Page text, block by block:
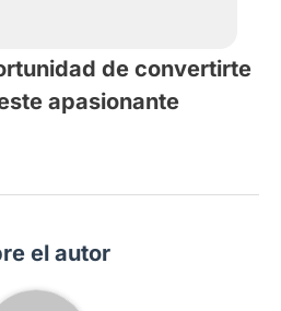
de convertirte
apasionante
el autor